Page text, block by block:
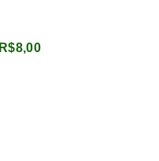
R$8,00